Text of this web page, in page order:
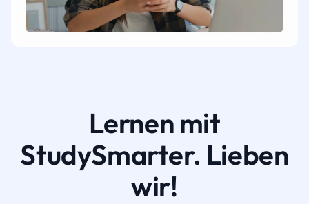
Lernen mit
StudySmarter. Lieben
wir!